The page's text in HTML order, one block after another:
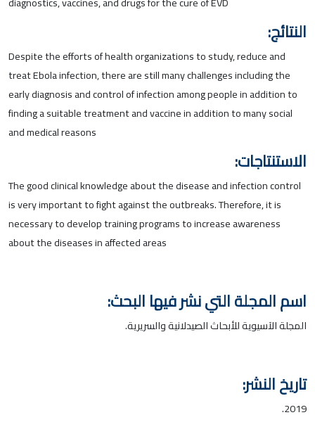
النتائج:
Despite the efforts of health organizations to study, reduce and
treat Ebola infection, there are still many challenges including the
early diagnosis and control of infection among people in addition to
finding a suitable treatment and vaccine in addition to many social
and medical reasons
الاستنتاجات:
The good clinical knowledge about the disease and infection control
is very important to fight against the outbreaks. Therefore, it is
necessary to develop training programs to increase awareness
about the diseases in affected areas
اسم المجلة التي نشر فيها البحث:
المجلة الآسيوية للأبحاث الصيدلانية والسريرية.
تاريخ النشر:
2019.